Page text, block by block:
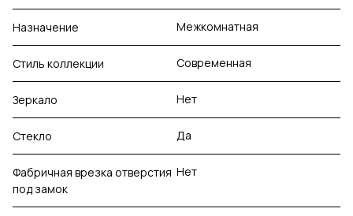
Назначение Межкомнатная
Стиль коллекции Современная
Зеркало Нет
Стекло Да
Фабричная врезка отверстия
под замок
Нет